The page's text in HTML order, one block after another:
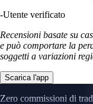
-Utente verificato
Recensioni basate su
e può comportare la
soggetti a variazioni
Scarica l'app
Zero commissioni di